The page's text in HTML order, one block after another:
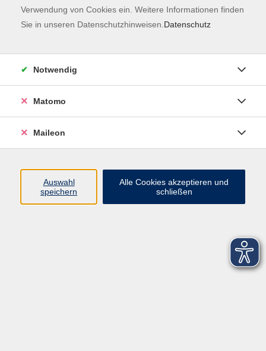
AGB
Datenschutzerklärung
Verwendung von Cookies ein. Weitere Informationen finden
Sie in unseren Datenschutzhinweisen. Datenschutz
Notwendig
Matomo
Maileon
Auswahl
speichern
Alle Cookies akzeptieren und
schließen